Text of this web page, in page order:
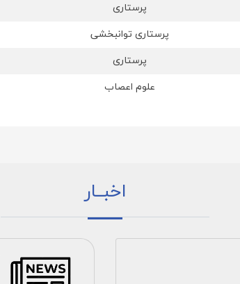
پرستاری
پرستاری توانبخشی
پرستاری
علوم اعصاب
اخبــار